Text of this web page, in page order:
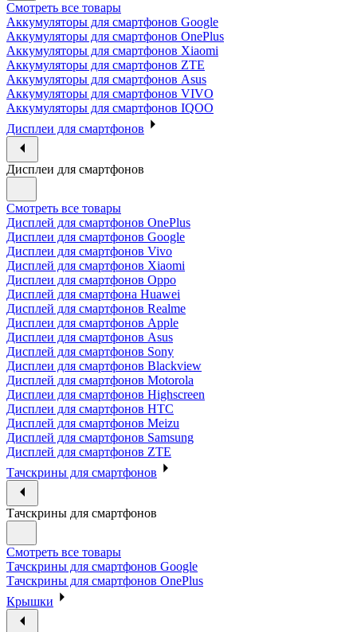
Смотреть все товары
Аккумуляторы для смартфонов Google
Аккумуляторы для смартфонов OnePlus
Аккумуляторы для смартфонов Xiaomi
Аккумуляторы для смартфонов ZTE
Аккумуляторы для cмартфонов Asus
Аккумуляторы для смартфонов VIVO
Аккумуляторы для смартфонов IQOO
Дисплеи для смартфонов
Дисплеи для смартфонов
Смотреть все товары
Дисплей для смартфонов OnePlus
Дисплеи для смартфонов Google
Дисплеи для смартфонов Vivo
Дисплей для смартфонов Xiaomi
Дисплеи для смартфонов Oppo
Дисплей для смартфона Huawei
Дисплей для смартфонов Realme
Дисплеи для смартфонов Apple
Дисплеи для смартфонов Asus
Дисплей для смартфонов Sony
Дисплеи для смартфонов Blackview
Дисплей для смартфонов Motorola
Дисплеи для смартфонов Highscreen
Дисплеи для смартфонов HTC
Дисплей для смартфонов Meizu
Дисплей для смартфонов Samsung
Дисплей для смартфонов ZTE
Тачскрины для смартфонов
Тачскрины для смартфонов
Смотреть все товары
Тачскрины для смартфонов Google
Тачскрины для смартфонов OnePlus
Крышки